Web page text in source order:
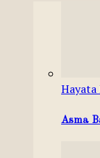
Hayata
Asma